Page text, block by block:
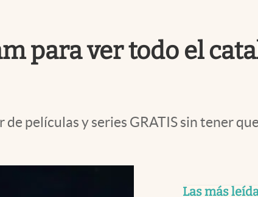
para ver todo el
películas y series GRATIS sin tener
Las más